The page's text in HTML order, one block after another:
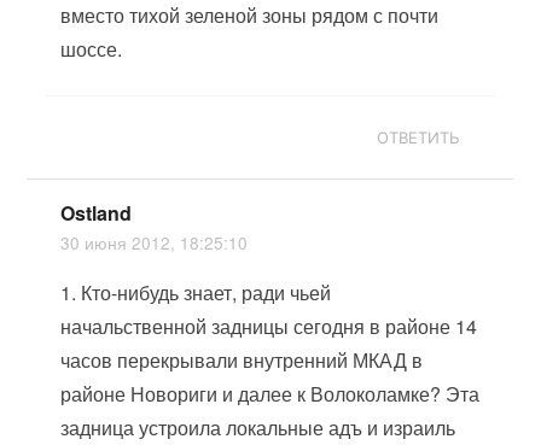
вместо тихой зеленой зоны рядом с почти
шоссе.
ОТВЕТИТЬ
Ostland
30 июня 2012, 18:25:10
1. Кто-нибудь знает, ради чьей
начальственной задницы сегодня в районе 14
часов перекрывали внутренний МКАД в
районе Новориги и далее к Волоколамке? Эта
задница устроила локальные адъ и израиль